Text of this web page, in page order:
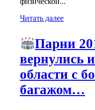
Читать далее
Парни
вернулись
области с
багажом…